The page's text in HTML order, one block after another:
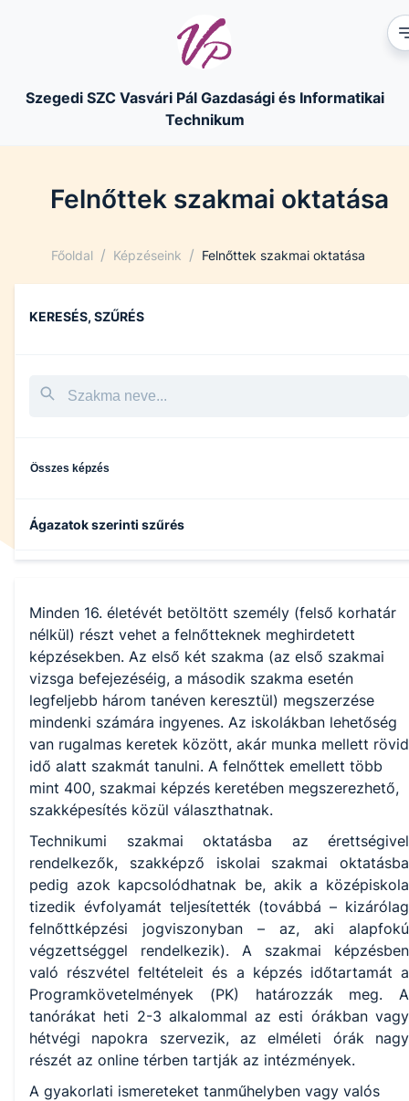
Szegedi SZC Vasvári Pál Gazdasági és Informatikai
Technikum
Felnőttek szakmai oktatása
Főoldal / Képzéseink / Felnőttek szakmai oktatása
KERESÉS, SZŰRÉS
Összes képzés
Ágazatok szerinti szűrés
Gazdálkodás és menedzsment
Minden 16. életévét betöltött személy (felső korhatár
nélkül) részt vehet a felnőtteknek meghirdetett
képzésekben. Az első két szakma (az első szakmai
vizsga befejezéséig, a második szakma esetén
legfeljebb három tanéven keresztül) megszerzése
mindenki számára ingyenes. Az iskolákban lehetőség
van rugalmas keretek között, akár munka mellett rövid
idő alatt szakmát tanulni. A felnőttek emellett több
mint 400, szakmai képzés keretében megszerezhető,
szakképesítés közül választhatnak.
Technikumi szakmai oktatásba az érettségivel
rendelkezők, szakképző iskolai szakmai oktatásba
pedig azok kapcsolódhatnak be, akik a középiskola
tizedik évfolyamát teljesítették (továbbá – kizárólag
felnőttképzési jogviszonyban – az, aki alapfokú
végzettséggel rendelkezik). A szakmai képzésben
való részvétel feltételeit és a képzés időtartamát a
Programkövetelmények (PK) határozzák meg. A
tanórákat heti 2-3 alkalommal az esti órákban vagy
hétvégi napokra szervezik, az elméleti órák nagy
részét az online térben tartják az intézmények.
A gyakorlati ismereteket tanműhelyben vagy valós